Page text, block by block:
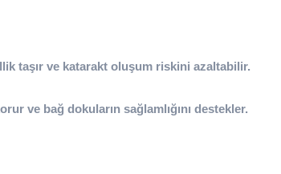
taşır ve katarakt oluşum riskini azaltabilir.
ve bağ dokuların sağlamlığını destekler.